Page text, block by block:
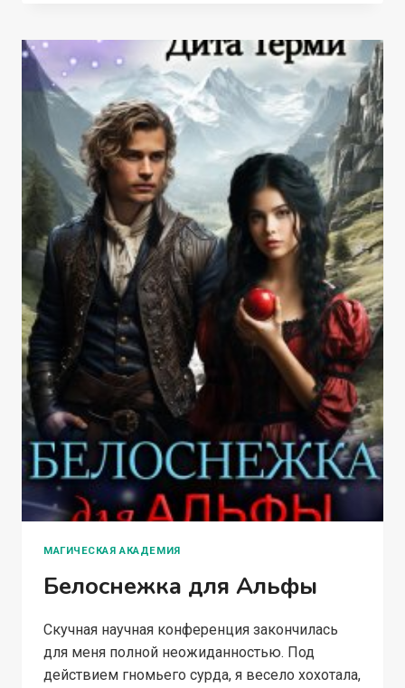
БЕЗ
ПРАВИЛ
МАГИЧЕСКАЯ АКАДЕМИЯ
Белоснежка для Альфы
Скучная научная конференция закончилась
для меня полной неожиданностью. Под
действием гномьего сурда, я весело хохотала,